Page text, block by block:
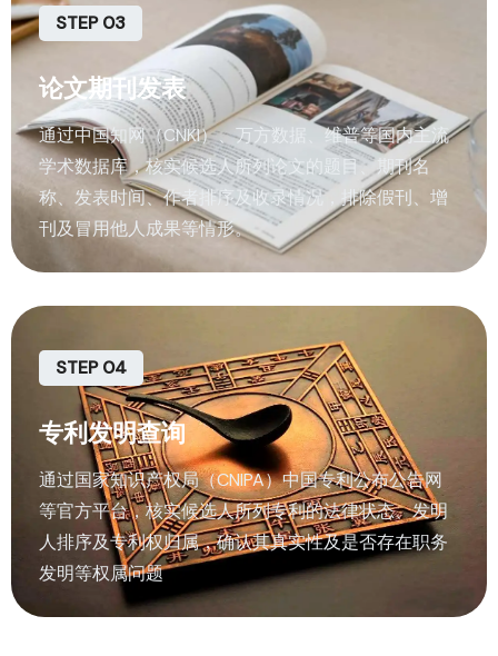
STEP 03
论文期刊发表
通过中国知网（CNKI）、万方数据、维普等国内主流
学术数据库，核实候选人所列论文的题目、期刊名
称、发表时间、作者排序及收录情况，排除假刊、增
刊及冒用他人成果等情形。
STEP 04
专利发明查询
通过国家知识产权局（CNIPA）中国专利公布公告网
等官方平台，核实候选人所列专利的法律状态、发明
人排序及专利权归属，确认其真实性及是否存在职务
发明等权属问题